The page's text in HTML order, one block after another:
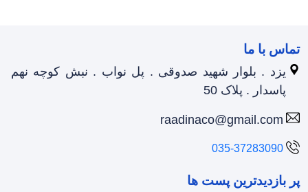
تماس با ما
یزد . بلوار شهید صدوقی . پل نواب . نبش کوچه نهم
پاسدار . پلاک 50
raadinaco@gmail.com
035-37283090
پر بازدیدترین پست ها